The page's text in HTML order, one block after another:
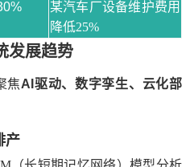
某汽车厂设备维护费用
降低25%
发展趋势
焦AI驱动、数字孪生、云化部
产